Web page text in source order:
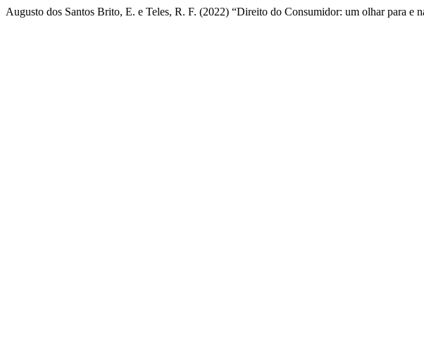
Augusto dos Santos Brito, E. e Teles, R. F. (2022) “Direito do Consumidor: um olhar para e